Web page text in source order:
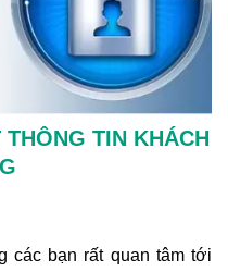
TIN KHÁCH
các bạn rất quan tâm tới